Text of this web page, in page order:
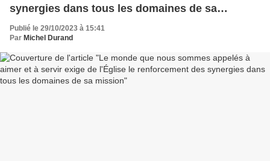
synergies dans tous les domaines de sa
mission
Publié le 29/10/2023 à 15:41
Par Michel Durand